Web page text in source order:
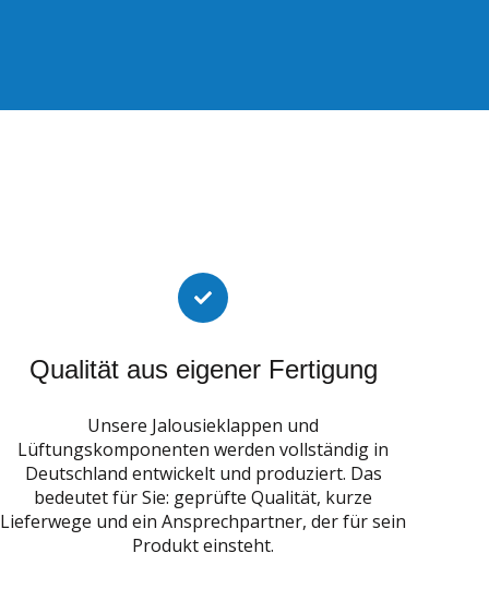
Qualität aus eigener Fertigung
Unsere Jalousieklappen und
Lüftungskomponenten werden vollständig in
Deutschland entwickelt und produziert. Das
bedeutet für Sie: geprüfte Qualität, kurze
Lieferwege und ein Ansprechpartner, der für sein
Produkt einsteht.